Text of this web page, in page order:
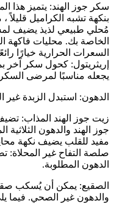
سكر جوز الهند: يتميز هذا
بنكهة تشبه الكراميل قليلاً
مُحلي طبيعي لذيذ يضيف
الخاصة بك. محليات فاكهة
السعرات الحرارية خيارًا
إريثريتول: كحول سكر آخر
يجعله مناسبًا لمرضى
الدهون: استبدل الزبدة غير
زيت جوز الهند المذاب:
جوز الهند والدهون
مفيد للقلب يضيف نكهة
صلصة التفاح غير المحلاة:
الدهون المطلوبة.
الصقيع: يمكن أن يُسكب
والدهون غير الصحي. فيما